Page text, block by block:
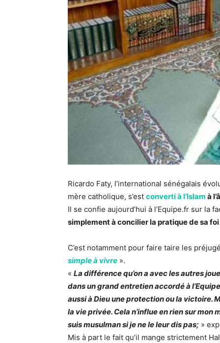
Ricardo Faty, l’international sénégalais
mère catholique, s’est converti à l’Islam à
Il se confie aujourd’hui à l’Equipe.fr sur la
simplement à concilier la pratique de sa
C’est notamment pour faire taire les
simple à vivre ».
« La différence qu’on a avec les autres
dans un grand entretien accordé à
aussi à Dieu une protection ou la victoire.
la vie privée. Cela n’influe en rien sur
suis musulman si je ne le leur dis pas; »
Mis à part le fait qu’il mange strictement